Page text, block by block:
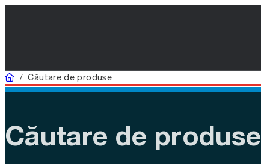
Acasă
/Căutare de produse
Căutare de produse